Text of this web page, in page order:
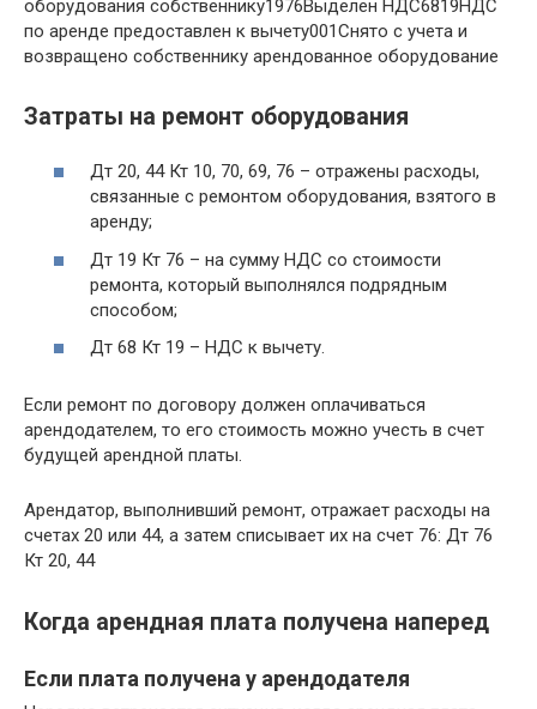
оборудования собственнику1976Выделен НДС6819НДС
по аренде предоставлен к вычету001Снято с учета и
возвращено собственнику арендованное оборудование
Затраты на ремонт оборудования
Дт 20, 44 Кт 10, 70, 69, 76 – отражены расходы,
связанные с ремонтом оборудования, взятого в
аренду;
Дт 19 Кт 76 – на сумму НДС со стоимости
ремонта, который выполнялся подрядным
способом;
Дт 68 Кт 19 – НДС к вычету.
Если ремонт по договору должен оплачиваться
арендодателем, то его стоимость можно учесть в счет
будущей арендной платы.
Арендатор, выполнивший ремонт, отражает расходы на
счетах 20 или 44, а затем списывает их на счет 76: Дт 76
Кт 20, 44
Когда арендная плата получена наперед
Если плата получена у арендодателя